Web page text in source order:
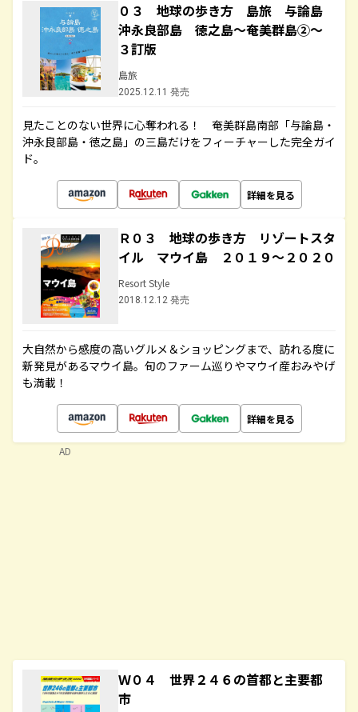
０３ 地球の歩き方 島旅 与論島
沖永良部島 徳之島～奄美群島②～
３訂版
島旅
2025.12.11 発売
見たことのない世界に心奪われる！ 奄美群島南部「与論島・
沖永良部島・徳之島」の三島だけをフィーチャーした完全ガイ
ド。
詳細を見る
Ｒ０３ 地球の歩き方 リゾートスタ
イル マウイ島 ２０１９～２０２０
Resort Style
2018.12.12 発売
大自然から感度の高いグルメ＆ショッピングまで、訪れる度に
新発見があるマウイ島。旬のファーム巡りやマウイ産おみやげ
も満載！
詳細を見る
Ｗ０４ 世界２４６の首都と主要都
市
AD